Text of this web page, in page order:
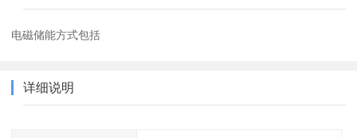
电磁储能方式包括
详细说明